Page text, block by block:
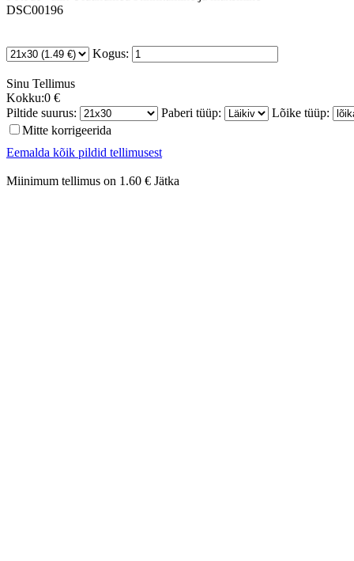
DSC00196
Kogus:
Sinu Tellimus
Kokku:0 €
Piltide suurus:
Paberi tüüp:
Lõike tüüp:
Mitte korrigeerida
Eemalda kõik pildid tellimusest
Miinimum tellimus on 1.60 € Jätka